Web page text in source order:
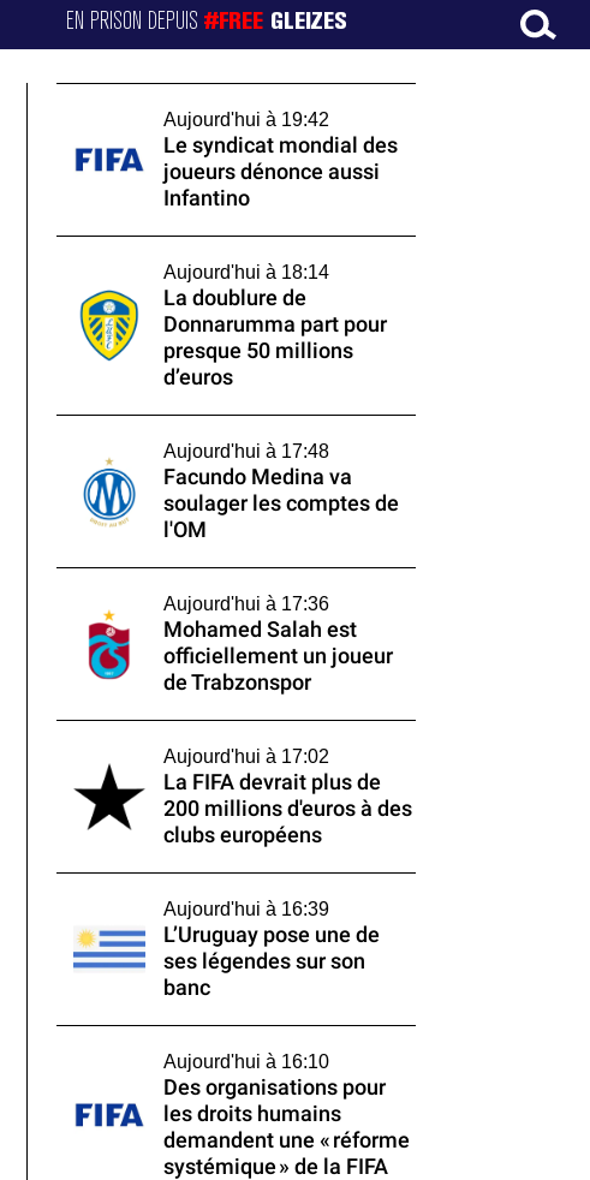
EN PRISON DEPUIS#FREE GLEIZES
Aujourd'hui à 19:42
Le syndicat mondial des
joueurs dénonce aussi
Infantino
Aujourd'hui à 18:14
La doublure de
Donnarumma part pour
presque 50 millions
d’euros
Aujourd'hui à 17:48
Facundo Medina va
soulager les comptes de
l'OM
Aujourd'hui à 17:36
Mohamed Salah est
officiellement un joueur
de Trabzonspor
Aujourd'hui à 17:02
La FIFA devrait plus de
200 millions d'euros à des
clubs européens
Aujourd'hui à 16:39
L’Uruguay pose une de
ses légendes sur son
banc
Aujourd'hui à 16:10
Des organisations pour
les droits humains
demandent une « réforme
systémique » de la FIFA